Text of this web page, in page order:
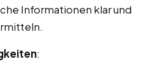
Informationen klar und
: